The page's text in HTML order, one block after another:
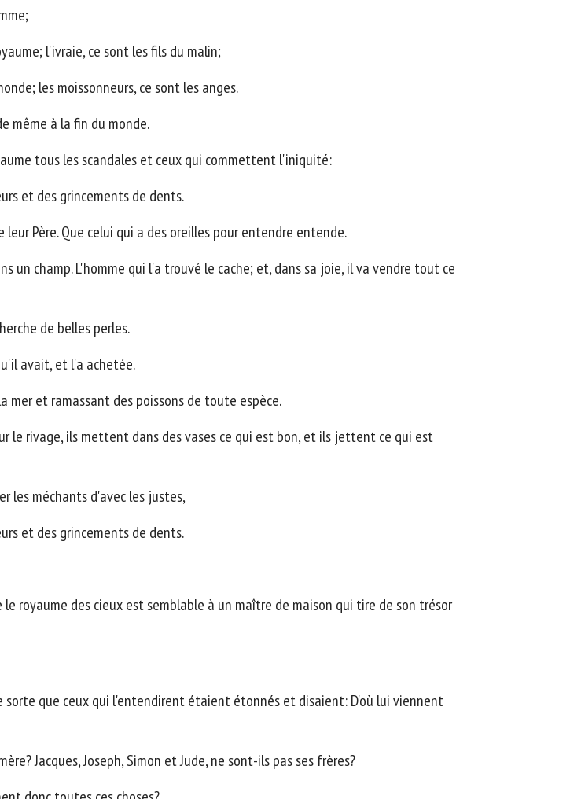
l'ivraie, ce sont les fils du malin;
les moissonneurs, ce sont les anges.
même à la fin du monde.
tous les scandales et ceux qui commettent l'iniquité:
et des grincements de dents.
Père. Que celui qui a des oreilles pour entendre entende.
un champ. L'homme qui l'a trouvé le cache; et, dans sa joie, il va vendre tout ce
de belles perles.
avait, et l'a achetée.
mer et ramassant des poissons de toute espèce.
le rivage, ils mettent dans des vases ce qui est bon, et ils jettent ce qui est
les méchants d'avec les justes,
et des grincements de dents.
royaume des cieux est semblable à un maître de maison qui tire de son trésor
sorte que ceux qui l'entendirent étaient étonnés et disaient: D'où lui viennent
Jacques, Joseph, Simon et Jude, ne sont-ils pas ses frères?